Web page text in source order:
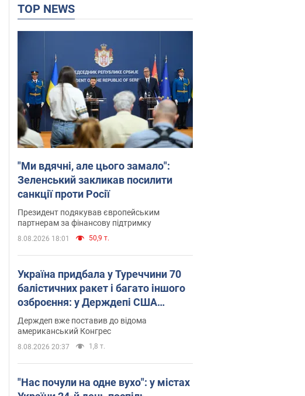
TOP NEWS
"Ми вдячні, але цього замало":
Зеленський закликав посилити
санкції проти Росії
Президент подякував європейським
партнерам за фінансову підтримку
8.08.2026 18:01 50,9 т.
Україна придбала у Туреччини 70
балістичних ракет і багато іншого
озброєння: у Держдепі США
оприлюднили список
Держдеп вже поставив до відома
американський Конгрес
8.08.2026 20:37 1,8 т.
"Нас почули на одне вухо": у містах